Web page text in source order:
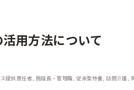
用方法について
提供責任者, 施設長・管理職, 従来型特養, 訪問介護,